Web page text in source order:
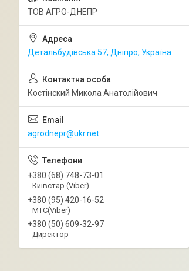
ТОВ АГРО-ДНЕПР
Детальбудівська 57, Дніпро, Україна
Костінский Микола Анатолійович
agrodnepr@ukr.net
+380 (68) 748-73-01
Київстар (Viber)
+380 (95) 420-16-52
МТС(Viber)
+380 (50) 609-32-97
Директор